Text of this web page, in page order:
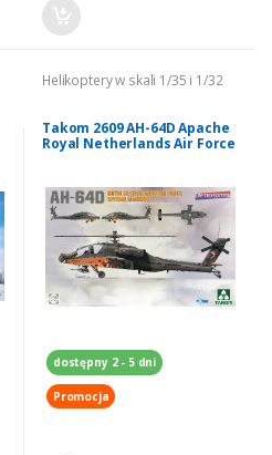
Helikoptery w skali 1/35 i 1/32
Takom 2609 AH-64D Apache
Royal Netherlands Air Force
dostępny 2 - 5 dni
Promocja